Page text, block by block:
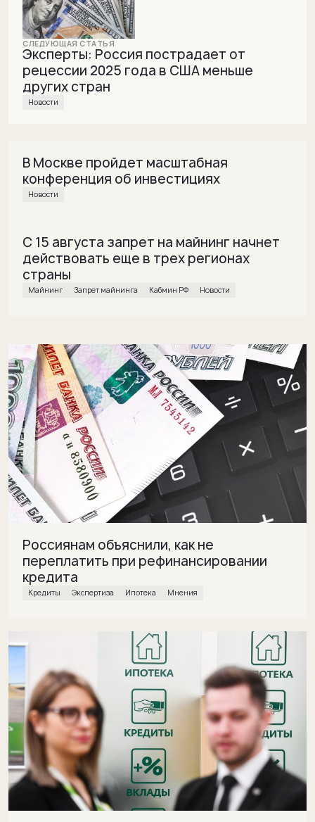
Эксперты: Россия пострадает от
рецессии 2025 года в США меньше
других стран
Новости
В Москве пройдет масштабная
конференция об инвестициях
Новости
С 15 августа запрет на майнинг начнет
действовать еще в трех регионах
страны
майнинг Запрет майнинга Кабмин РФ Новости
Россиянам объяснили, как не
переплатить при рефинансировании
кредита
кредиты экспертиза ипотека Мнения